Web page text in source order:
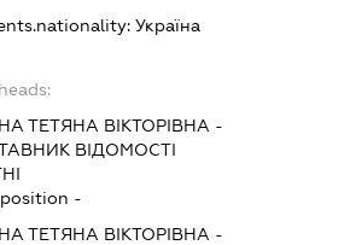
Україна
ТЕТЯНА ВІКТОРІВНА -
ВІДОМОСТІ
-
ТЕТЯНА ВІКТОРІВНА -